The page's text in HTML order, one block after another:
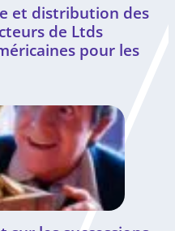
et distribution des
de Ltds
pour les